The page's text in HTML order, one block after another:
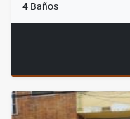
4 Baños